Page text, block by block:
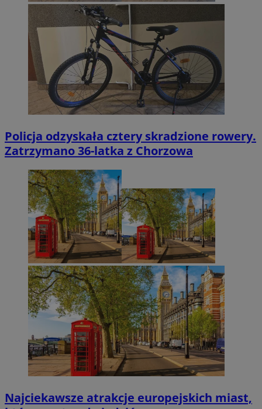
Policja odzyskała cztery skradzione rowery.
Zatrzymano 36-latka z Chorzowa
Najciekawsze atrakcje europejskich miast,